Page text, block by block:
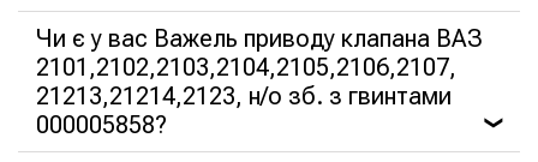
Чи є у вас Важель приводу клапана ВАЗ
2101,2102,2103,2104,2105,2106,2107,
21213,21214,2123, н/о зб. з гвинтами
000005858?
❯